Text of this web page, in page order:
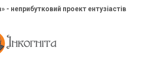
- неприбутковий проект ентузіастів